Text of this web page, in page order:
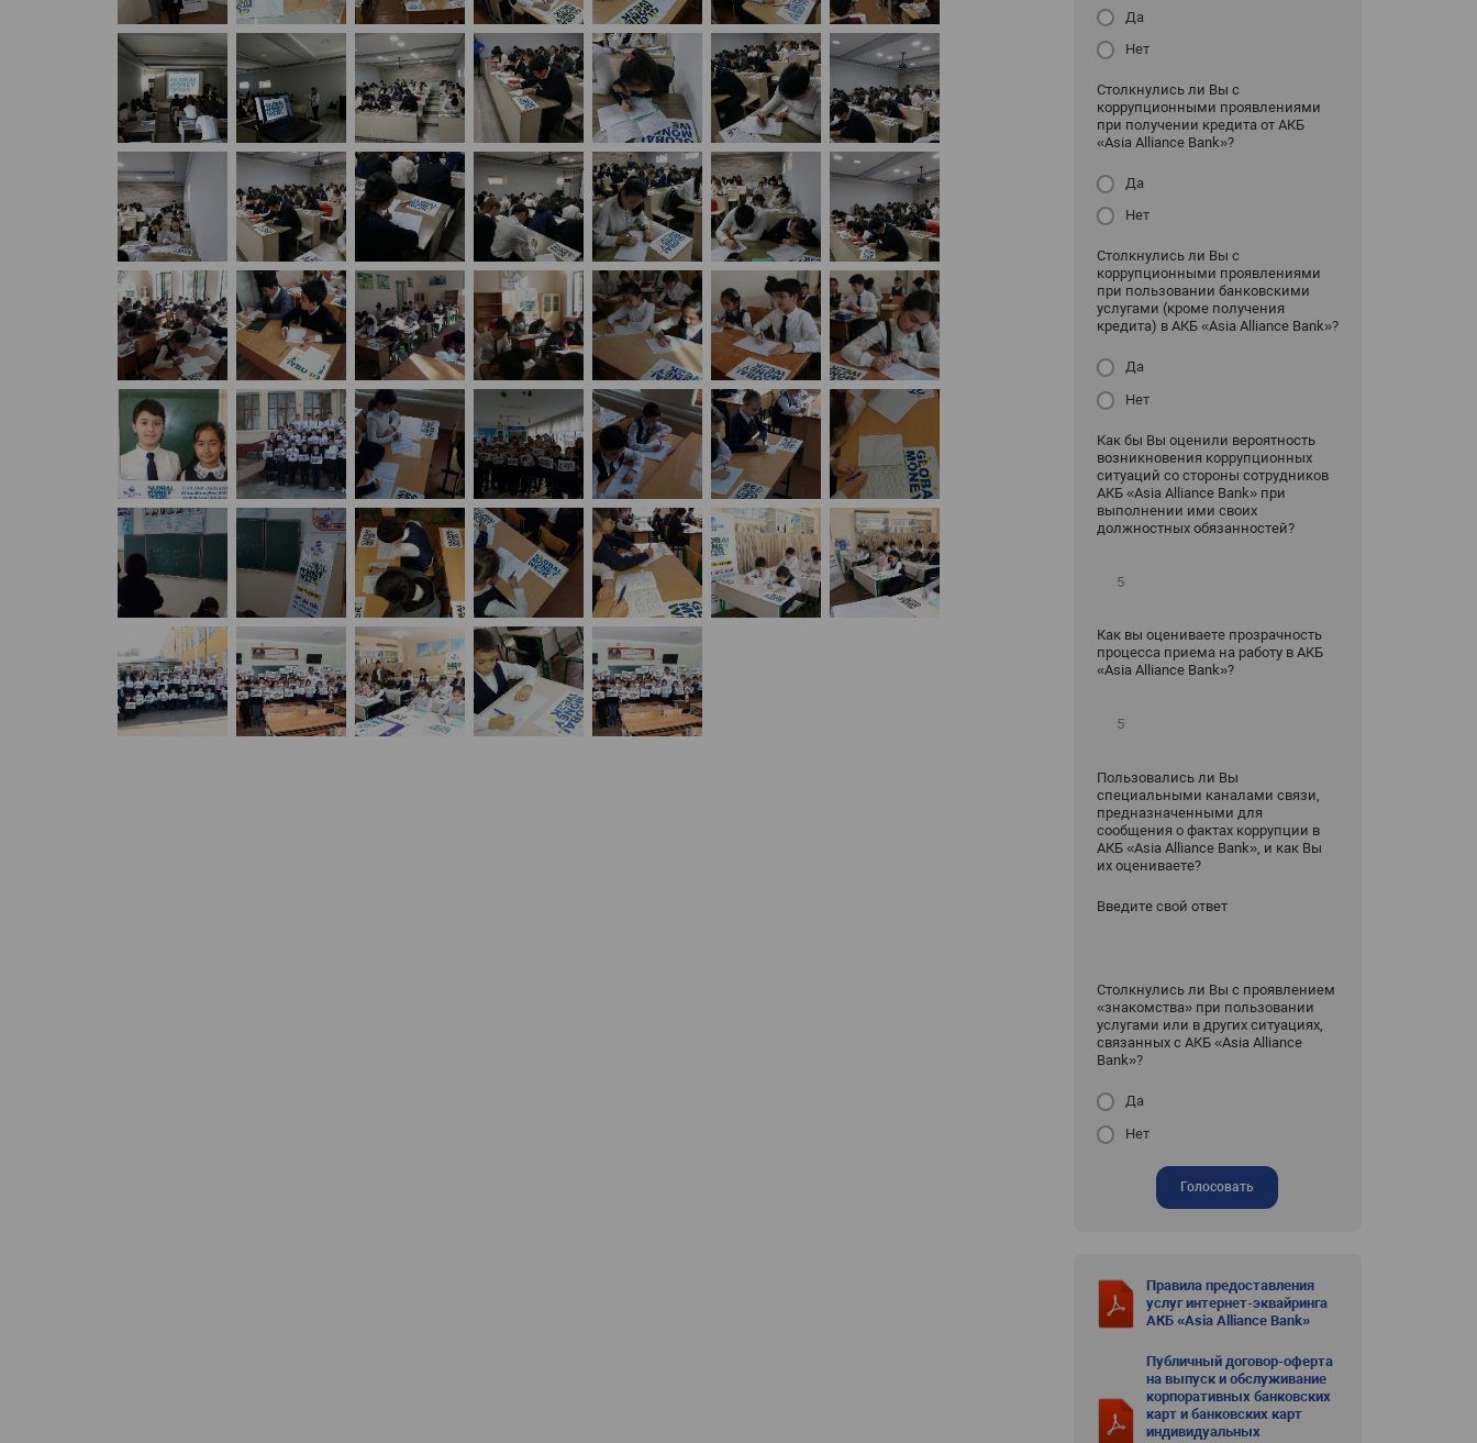
Да
Нет
Столкнулись ли Вы с
коррупционными проявлениями
при получении кредита от АКБ
«Asia Alliance Bank»?
Да
Нет
Столкнулись ли Вы с
коррупционными проявлениями
при пользовании банковскими
услугами (кроме получения
кредита) в АКБ «Asia Alliance Bank»?
Да
Нет
Как бы Вы оценили вероятность
возникновения коррупционных
ситуаций со стороны сотрудников
АКБ «Asia Alliance Bank» при
выполнении ими своих
должностных обязанностей?
Как вы оцениваете прозрачность
процесса приема на работу в АКБ
«Asia Alliance Bank»?
Пользовались ли Вы
специальными каналами связи,
предназначенными для
сообщения о фактах коррупции в
АКБ «Asia Alliance Bank», и как Вы
их оцениваете?
Введите свой ответ
Столкнулись ли Вы с проявлением
«знакомства» при пользовании
услугами или в других ситуациях,
связанных с АКБ «Asia Alliance
Bank»?
Да
Нет
Голосовать
Правила предоставления
услуг интернет-эквайринга
АКБ «Asia Alliance Bank»
Публичный договор-оферта
на выпуск и обслуживание
корпоративных банковских
карт и банковских карт
индивидуальных